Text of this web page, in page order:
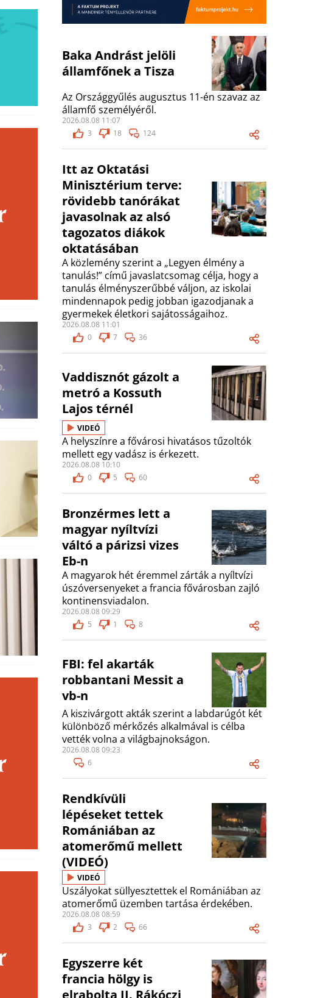
Baka Andrást jelöli
államfőnek a Tisza
Az Országgyűlés augusztus 11-én szavaz az
államfő személyéről.
2026.08.08 11:07
3
18 124
Itt az Oktatási
Minisztérium terve:
rövidebb tanórákat
javasolnak az alsó
tagozatos diákok
oktatásában
A közlemény szerint a „Legyen élmény a
tanulás!” című javaslatcsomag célja, hogy a
tanulás élményszerűbbé váljon, az iskolai
mindennapok pedig jobban igazodjanak a
gyermekek életkori sajátosságaihoz.
2026.08.08 11:01
0
7 36
Vaddisznót gázolt a
metró a Kossuth
Lajos térnél
VIDEÓ
A helyszínre a fővárosi hivatásos tűzoltók
mellett egy vadász is érkezett.
2026.08.08 10:10
0
5 60
Bronzérmes lett a
magyar nyíltvízi
váltó a párizsi vizes
Eb-n
A magyarok hét éremmel zárták a nyíltvízi
úszóversenyeket a francia fővárosban zajló
kontinensviadalon.
2026.08.08 09:29
5
1 8
FBI: fel akarták
robbantani Messit a
vb-n
A kiszivárgott akták szerint a labdarúgót két
különböző mérkőzés alkalmával is célba
vették volna a világbajnokságon.
2026.08.08 09:23
6
Rendkívüli
lépéseket tettek
Romániában az
atomerőmű mellett
(VIDEÓ)
VIDEÓ
Uszályokat süllyesztettek el Romániában az
atomerőmű üzemben tartása érdekében.
2026.08.08 08:59
3
2 66
Egyszerre két
francia hölgy is